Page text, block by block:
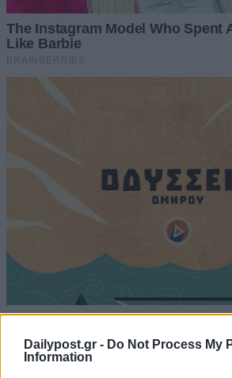
Dailypost.gr - Do Not Process My
Information